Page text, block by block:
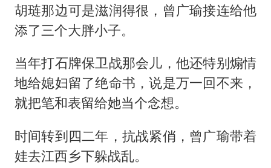
胡琏那边可是滋润得很，曾广瑜接连给他
添了三个大胖小子。
当年打石牌保卫战那会儿，他还特别煽情
地给媳妇留了绝命书，说是万一回不来，
就把笔和表留给她当个念想。
时间转到四二年，抗战紧俏，曾广瑜带着
娃去江西乡下躲战乱。